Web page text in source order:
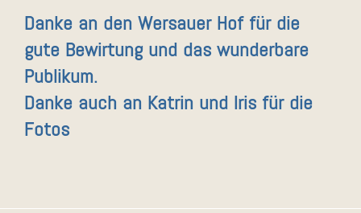
Danke an den Wersauer Hof für die
gute Bewirtung und das wunderbare
Publikum.
Danke auch an Katrin und Iris für die
Fotos